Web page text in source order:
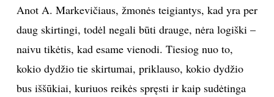
VIRTUVĖ
RECEPTAI
Anot A. Markevičiaus, žmonės teigiantys, kad yra per
daug skirtingi, todėl negali būti drauge, nėra logiški –
naivu tikėtis, kad esame vienodi. Tiesiog nuo to,
kokio dydžio tie skirtumai, priklauso, kokio dydžio
bus iššūkiai, kuriuos reikės spręsti ir kaip sudėtinga